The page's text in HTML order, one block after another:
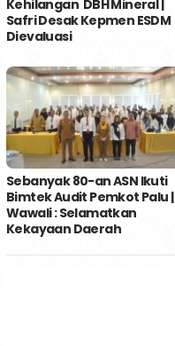
Kehilangan DBH Mineral |
Safri Desak Kepmen ESDM
Dievaluasi
Sebanyak 80-an ASN Ikuti
Bimtek Audit Pemkot Palu |
Wawali : Selamatkan
Kekayaan Daerah